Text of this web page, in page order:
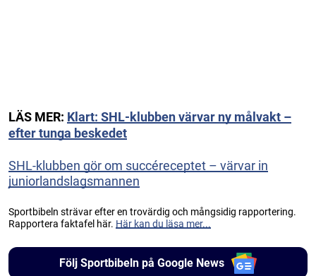
LÄS MER: Klart: SHL-klubben värvar ny målvakt –
efter tunga beskedet
SHL-klubben gör om succéreceptet – värvar in
juniorlandslagsmannen
Sportbibeln strävar efter en trovärdig och mångsidig rapportering.
Rapportera faktafel här. Här kan du läsa mer...
Följ Sportbibeln på Google News